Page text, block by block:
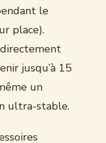
le
place).
jusqu’à 15
un
ultra-stable.